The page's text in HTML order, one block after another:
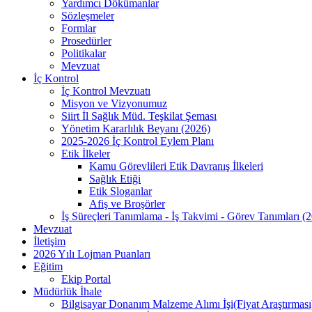
Yardımcı Dökümanlar
Sözleşmeler
Formlar
Prosedürler
Politikalar
Mevzuat
İç Kontrol
İç Kontrol Mevzuatı
Misyon ve Vizyonumuz
Siirt İl Sağlık Müd. Teşkilat Şeması
Yönetim Kararlılık Beyanı (2026)
2025-2026 İç Kontrol Eylem Planı
Etik İlkeler
Kamu Görevlileri Etik Davranış İlkeleri
Sağlık Etiği
Etik Sloganlar
Afiş ve Broşörler
İş Süreçleri Tanımlama - İş Takvimi - Görev Tanımları
Mevzuat
İletişim
2026 Yılı Lojman Puanları
Eğitim
Ekip Portal
Müdürlük İhale
Bilgisayar Donanım Malzeme Alımı İşi(Fiyat